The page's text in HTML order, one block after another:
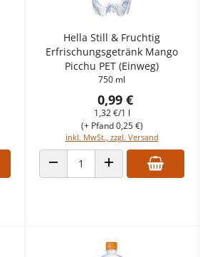
Hella Still & Fruchtig
Erfrischungsgetränk Mango
Picchu PET (Einweg)
750 ml
0,99 €
1,32 €/1 l
inkl. MwSt., zzgl. Versand
(+ Pfand 0,25 €)
ANZAHL VERRINGERNANZAHL ERHÖHEN